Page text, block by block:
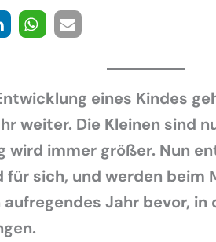
eines Kindes
weiter. Die Kleinen sind
wird immer größer. Nun
für sich, und werden beim
Jahr bevor, in